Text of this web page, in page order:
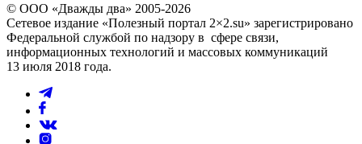
© ООО «Дважды два» 2005-2026
Сетевое издание «Полезный портал 2×2.su» зарегистрировано
Федеральной службой по надзору в сфере связи,
информационных технологий и массовых коммуникаций
13 июля 2018 года.